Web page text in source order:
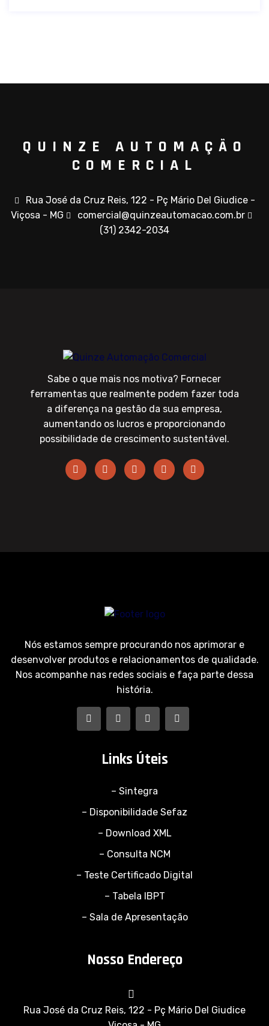
QUINZE AUTOMAÇÃO
COMERCIAL
Rua José da Cruz Reis, 122 - Pç Mário Del Giudice -
Viçosa - MG
comercial@quinzeautomacao.com.br
(31) 2342-2034
Sabe o que mais nos motiva? Fornecer
ferramentas que realmente podem fazer toda
a diferença na gestão da sua empresa,
aumentando os lucros e proporcionando
possibilidade de crescimento sustentável.
Nós estamos sempre procurando nos aprimorar e
desenvolver produtos e relacionamentos de qualidade.
Nos acompanhe nas redes sociais e faça parte dessa
história.
Links Úteis
– Sintegra
– Disponibilidade Sefaz
– Download XML
– Consulta NCM
– Teste Certificado Digital
– Tabela IBPT
– Sala de Apresentação
Nosso Endereço
Rua José da Cruz Reis, 122 - Pç Mário Del Giudice